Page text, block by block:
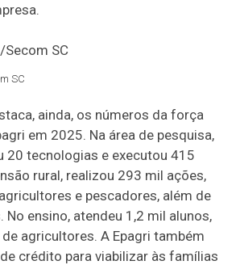
SC
ainda, os números da força
em 2025. Na área de pesquisa,
20 tecnologias e executou 415
rural, realizou 293 mil ações,
e pescadores, além de
No ensino, atendeu 1,2 mil alunos,
agricultores. A Epagri também
crédito para viabilizar às famílias